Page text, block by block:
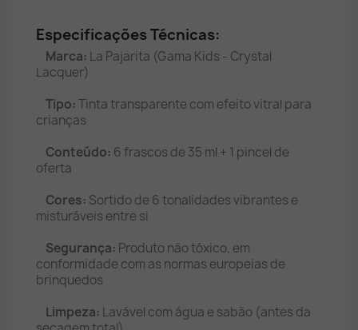
Especificações Técnicas:
Marca: La Pajarita (Gama Kids - Crystal
Lacquer)
Tipo:Tinta transparente com efeito vitral para
crianças
Conteúdo: 6 frascos de 35 ml + 1 pincel de
oferta
Cores: Sortido de 6 tonalidades vibrantes e
misturáveis entre si
Segurança: Produto não tóxico, em
conformidade com as normas europeias de
brinquedos
Limpeza: Lavável com água e sabão (antes da